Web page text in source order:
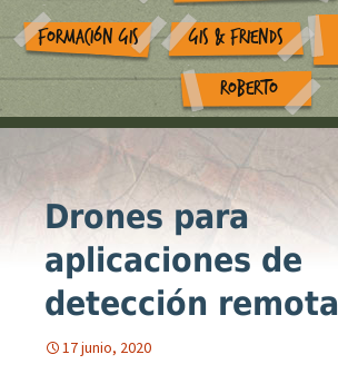
FORMACIÓN GIS GIS & FRIENDS
ROBERTO
Drones para
aplicaciones de
detección remota
17 junio, 2020